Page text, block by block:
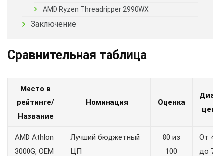
AMD Ryzen Threadripper 2990WX
Заключение
Сравнительная таблица
Место в
рейтинге/
Название
Номинация Оценка
цен,
AMD Athlon
3000G, OEM
Лучший бюджетный
ЦП
80 из
100
От 4
до 7